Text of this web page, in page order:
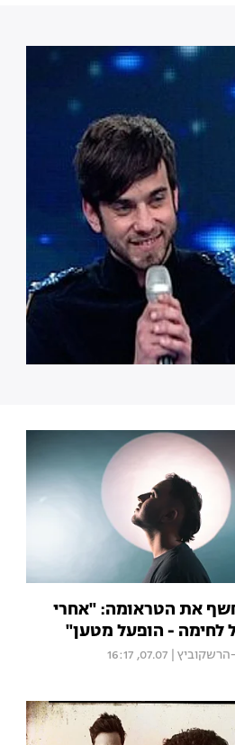
את הטראומה: "אחרי
לחימה - הופעל מטען"
הרשקוביץ 07.07, 16:17